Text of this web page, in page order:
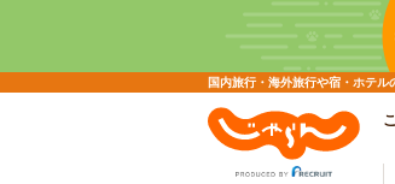
国内旅行・海外旅行や宿・ホテ